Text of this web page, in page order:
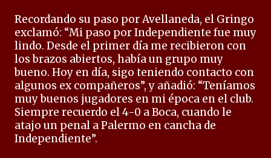
Recordando su paso por Avellaneda, el Gringo
exclamó: “Mi paso por Independiente fue muy
lindo. Desde el primer día me recibieron con
los brazos abiertos, había un grupo muy
bueno. Hoy en día, sigo teniendo contacto con
algunos ex compañeros”, y añadió: “Teníamos
muy buenos jugadores en mi época en el club.
Siempre recuerdo el 4-0 a Boca, cuando le
atajo un penal a Palermo en cancha de
Independiente”.